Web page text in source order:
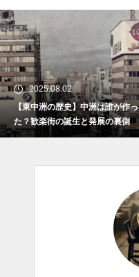
2025.08.02
【東中洲の歴史】中洲は誰が作っ
た？歓楽街の誕生と発展の裏側